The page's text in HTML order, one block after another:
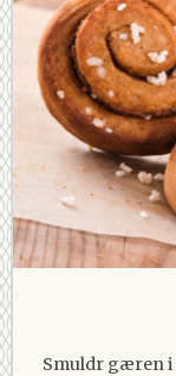
Smuldr gæren i